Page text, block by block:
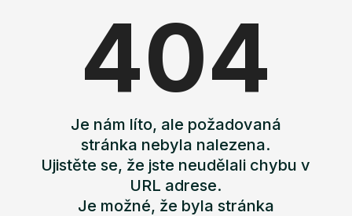
404
Je nám líto, ale požadovaná
stránka nebyla nalezena.
Ujistěte se, že jste neudělali chybu v
URL adrese.
Je možné, že byla stránka